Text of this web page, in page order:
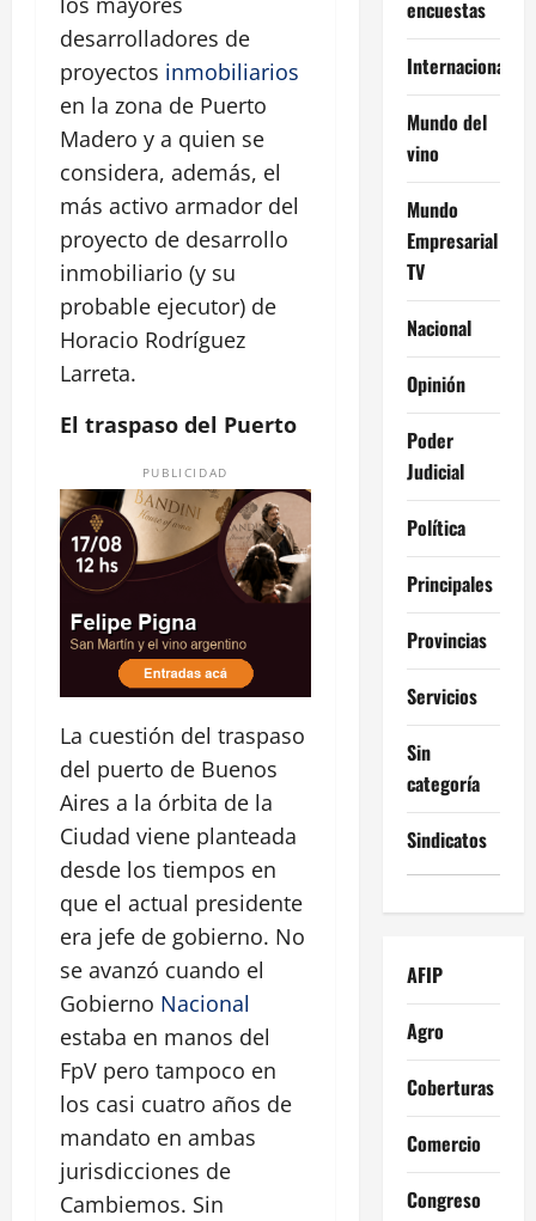
desarrolladores de
proyectos inmobiliarios
en la zona de Puerto
Madero y a quien se
considera, además, el
más activo armador del
proyecto de desarrollo
inmobiliario (y su
probable ejecutor) de
Horacio Rodríguez
Larreta.
El traspaso del Puerto
PUBLICIDAD
La cuestión del traspaso
del puerto de Buenos
Aires a la órbita de la
Ciudad viene planteada
desde los tiempos en
que el actual presidente
era jefe de gobierno. No
se avanzó cuando el
Gobierno Nacional
estaba en manos del
FpV pero tampoco en
los casi cuatro años de
mandato en ambas
jurisdicciones de
Cambiemos. Sin
encuestas
Internacional
Mundo del
vino
Mundo
Empresarial
TV
Nacional
Opinión
Poder
Judicial
Política
Principales
Provincias
Servicios
Sin
categoría
Sindicatos
AFIP
Agro
Coberturas
Comercio
Congreso